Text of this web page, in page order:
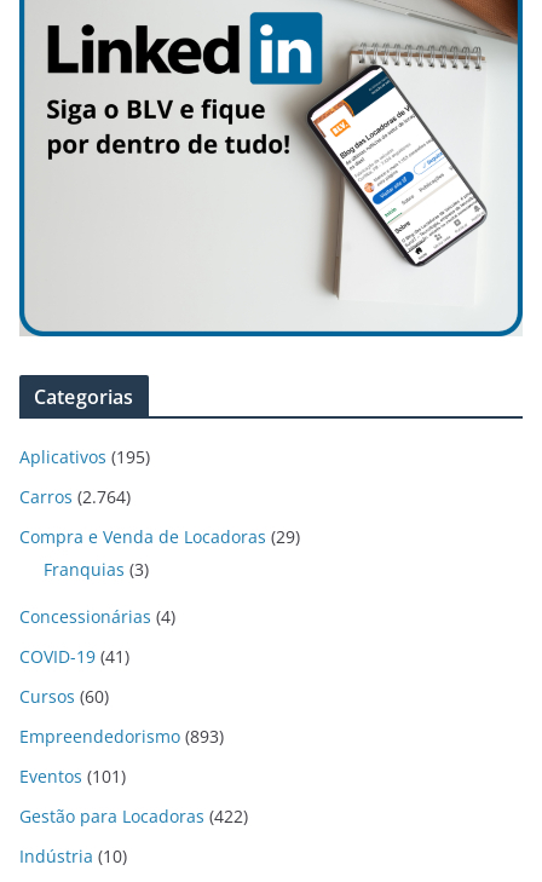
Categorias
Aplicativos (195)
Carros (2.764)
Compra e Venda de Locadoras (29)
Franquias (3)
Concessionárias (4)
COVID-19 (41)
Cursos (60)
Empreendedorismo (893)
Eventos (101)
Gestão para Locadoras (422)
Indústria (10)